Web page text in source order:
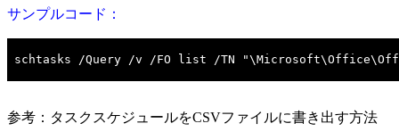
サンプルコード：
参考：タスクスケジュールをCSVファイルに書き出す方法